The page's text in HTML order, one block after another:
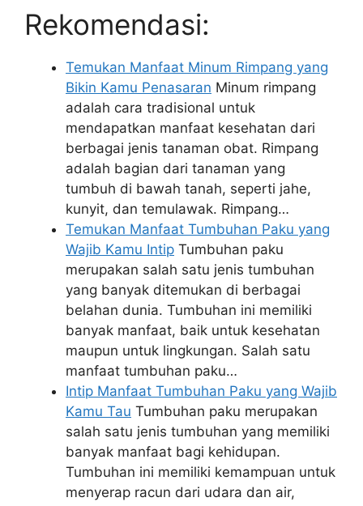
Rekomendasi:
Temukan Manfaat Minum Rimpang yang
Bikin Kamu Penasaran Minum rimpang
adalah cara tradisional untuk
mendapatkan manfaat kesehatan dari
berbagai jenis tanaman obat. Rimpang
adalah bagian dari tanaman yang
tumbuh di bawah tanah, seperti jahe,
kunyit, dan temulawak. Rimpang…
Temukan Manfaat Tumbuhan Paku yang
Wajib Kamu Intip Tumbuhan paku
merupakan salah satu jenis tumbuhan
yang banyak ditemukan di berbagai
belahan dunia. Tumbuhan ini memiliki
banyak manfaat, baik untuk kesehatan
maupun untuk lingkungan. Salah satu
manfaat tumbuhan paku…
Intip Manfaat Tumbuhan Paku yang Wajib
Kamu Tau Tumbuhan paku merupakan
salah satu jenis tumbuhan yang memiliki
banyak manfaat bagi kehidupan.
Tumbuhan ini memiliki kemampuan untuk
menyerap racun dari udara dan air,